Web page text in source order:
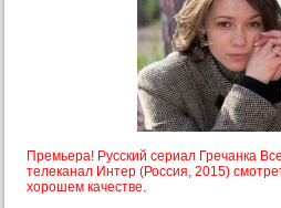
Премьера! Русский сериал Гречанка
телеканал Интер (Россия, 2015)
хорошем качестве.